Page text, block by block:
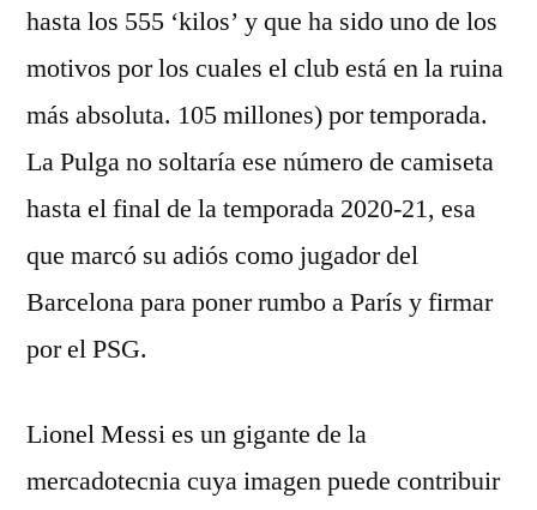
hasta los 555 ‘kilos’ y que ha sido uno de los
motivos por los cuales el club está en la ruina
más absoluta. 105 millones) por temporada.
La Pulga no soltaría ese número de camiseta
hasta el final de la temporada 2020-21, esa
que marcó su adiós como jugador del
Barcelona para poner rumbo a París y firmar
por el PSG.
Lionel Messi es un gigante de la
mercadotecnia cuya imagen puede contribuir